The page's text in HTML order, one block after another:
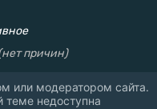
причин)
или модератором сайта.
теме недоступна